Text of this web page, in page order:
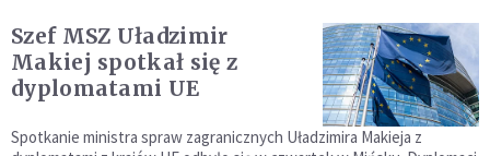
Szef MSZ Uładzimir
Makiej spotkał się z
dyplomatami UE
Spotkanie ministra spraw zagranicznych Uładzimira Makieja z